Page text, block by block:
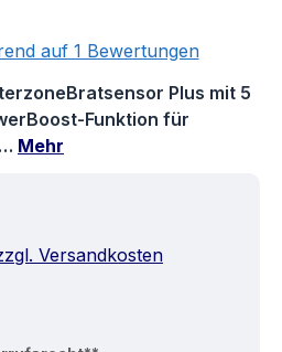
auf 1 Bewertungen
Plus mit 5
Funktion für
Mehr
Versandkosten